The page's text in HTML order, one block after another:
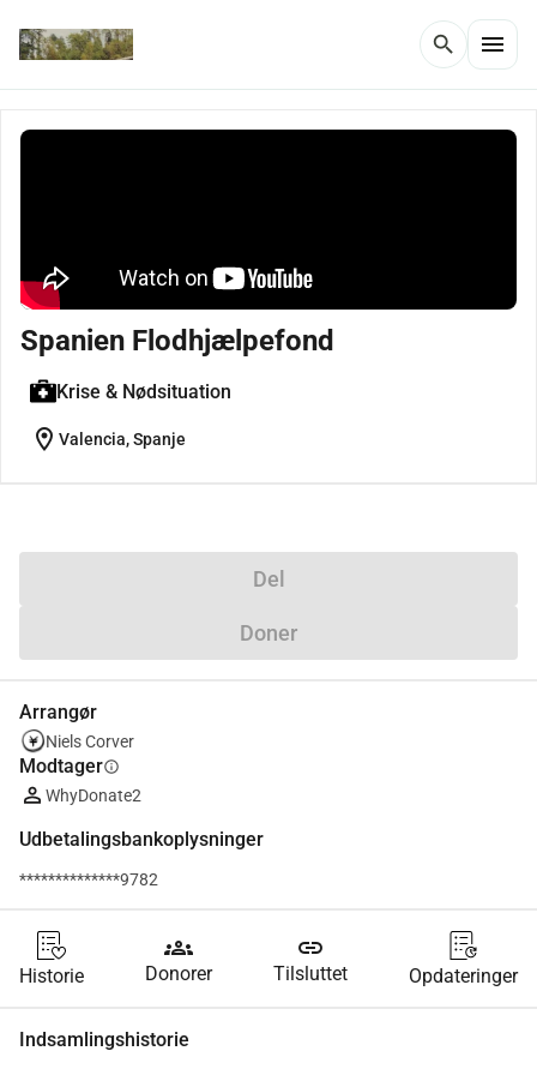
search menu
Spanien Flodhjælpefond
Krise & Nødsituation
location_on Valencia, Spanje
Del
Doner
Arrangør
Niels Corver
Modtagerinfo
WhyDonate2
Udbetalingsbankoplysninger
**************9782
Historie
groups
Donorer
link
Tilsluttet Opdateringer
Indsamlingshistorie